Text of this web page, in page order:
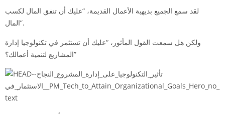
لقد سمع الجميع بديهية الأعمال القديمة، “عليك أن تنفق المال لكسب
المال”.
ولكن هل سمعت القول المأثور، “عليك أن تستثمر في تكنولوجيا إدارة
المشاريع لتنمية أعمالك؟”